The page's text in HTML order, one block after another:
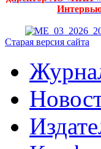
Старая версия сайта